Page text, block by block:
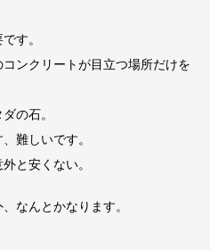
す。
ンクリートが目立つ場所だけを
の石。
難しいです。
と安くない。
なんとかなります。